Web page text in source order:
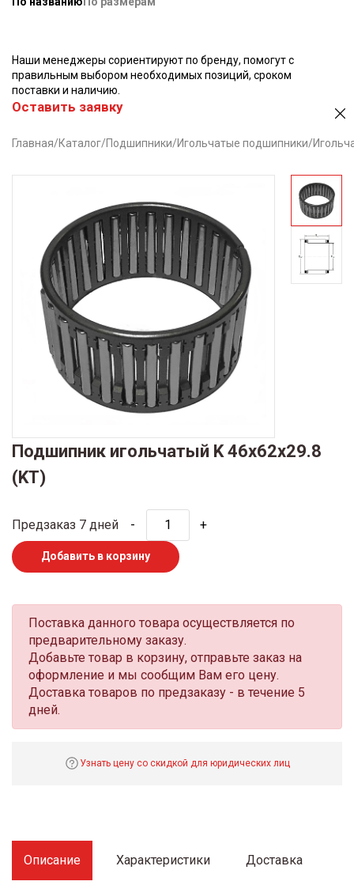
Наши менеджеры сориентируют по бренду, помогут с
правильным выбором необходимых позиций, сроком
поставки и наличию.
Оставить заявку
Главная/Каталог/Подшипники/Игольчатые подшипники/
Подшипник игольчатый K 46x62x29.8
(KT)
Предзаказ 7 дней - +
Добавить в корзину
Поставка данного товара осуществляется по
предварительному заказу.
Добавьте товар в корзину, отправьте заказ на
оформление и мы сообщим Вам его цену.
Доставка товаров по предзаказу - в течение 5
дней.
Узнать цену со скидкой для юридических лиц
Описание Характеристики Доставка